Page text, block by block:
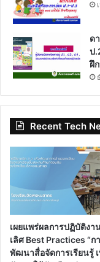
ด
ป
ฝึ
Recent Tech
เผยแพร่ผลการปฏิบัติงา
เลิศ Best Practices “ก
พัฒนาสื่อจัดการเรียนรู้